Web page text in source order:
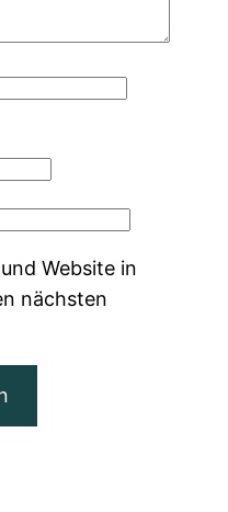
Website in
nächsten